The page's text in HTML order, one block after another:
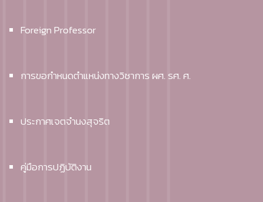
Foreign Professor
การขอกำหนดตำแหน่งทางวิชาการ ผศ. รศ. ศ.
ประกาศเจตจำนงสุจริต
คู่มือการปฏิบัติงาน